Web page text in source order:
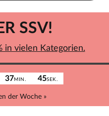
37MIN. 45SEK.
der Woche »
SSV!
in vielen Kategorien.